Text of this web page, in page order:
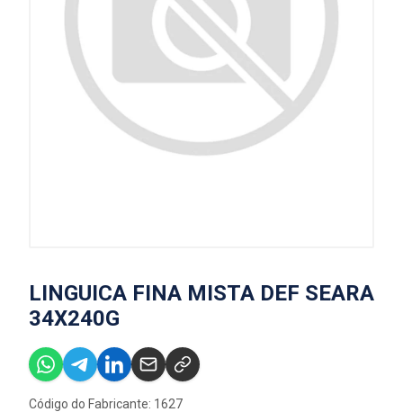
LINGUICA FINA MISTA DEF SEARA
34X240G
Código do Fabricante: 1627